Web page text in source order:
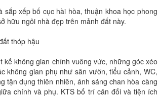
xếp bố cục hài hòa, thuận khoa học phong
hữu ngôi nhà đẹp trên mảnh đất này.
thóp hậu
không gian chính vuông vức, những góc xéo
không gian phụ như sân vườn, tiểu cảnh, WC,
tận dụng thiên nhiên, ánh sáng chan hòa càng
chính và phụ. KTS bố trí cân đối và tiện ích